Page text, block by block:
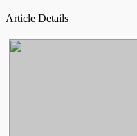
Article Details